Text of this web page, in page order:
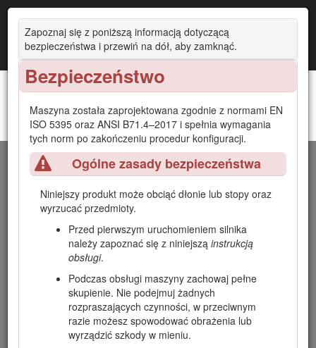
Zapoznaj się z poniższą informacją dotyczącą
bezpieczeństwa i przewiń na dół, aby zamknąć.
Bezpieczeństwo
Maszyna została zaprojektowana zgodnie z normami EN
ISO 5395 oraz ANSI B71.4–2017 i spełnia wymagania
tych norm po zakończeniu procedur konfiguracji.
Ogólne zasady bezpieczeństwa
Niniejszy produkt może obciąć dłonie lub stopy oraz
wyrzucać przedmioty.
Przed pierwszym uruchomieniem silnika
należy zapoznać się z niniejszą instrukcją
obsługi.
Podczas obsługi maszyny zachowaj pełne
skupienie. Nie podejmuj żadnych
rozpraszających czynności, w przeciwnym
razie możesz spowodować obrażenia lub
wyrządzić szkody w mieniu.
Zespół trakcyjny Greensmaster® 3250-D z
napędem na 2 koła
Wprowadzenie
Niniejsza maszyna to samojezdna wirnikowa kosiarka do
greenów przeznaczona do użytku przez profesjonalnych
operatorów do zastosowań komercyjnych. Kosiarka jest
przeznaczona głównie do koszenia trawy na dobrze
niezgodnych z jego przeznaczeniem może okazać się
niebezpieczne dla operatora i osób postronnych.
właściwej obsługi i konserwacji urządzenia, nie uszkodzić go
i uniknąć obrażeń ciała. Odpowiedzialność za prawidłowe i
bezpieczne użytkowanie produktu spoczywa na Tobie.
Odwiedź www.Toro.com, aby uzyskać więcej informacji, w